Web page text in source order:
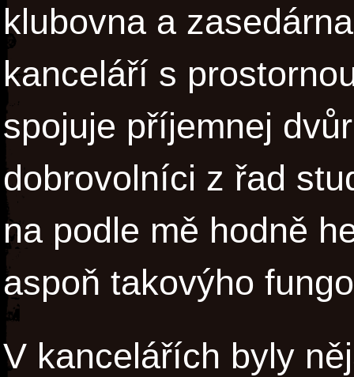
klubovna a
kanceláří s
spojuje příjemnej
dobrovolníci z řad
na podle mě hodně
aspoň takovýho
V kancelářích byly